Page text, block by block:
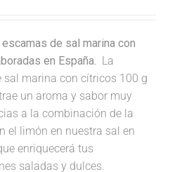
escamas de sal marina con
en España. La
sal marina con cítricos 100 g
un aroma y sabor muy
a la combinación de la
el limón en nuestra sal en
enriquecerá tus
saladas y dulces.